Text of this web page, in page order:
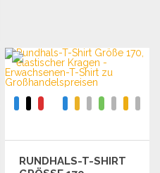
RUNDHALS-T-SHIRT